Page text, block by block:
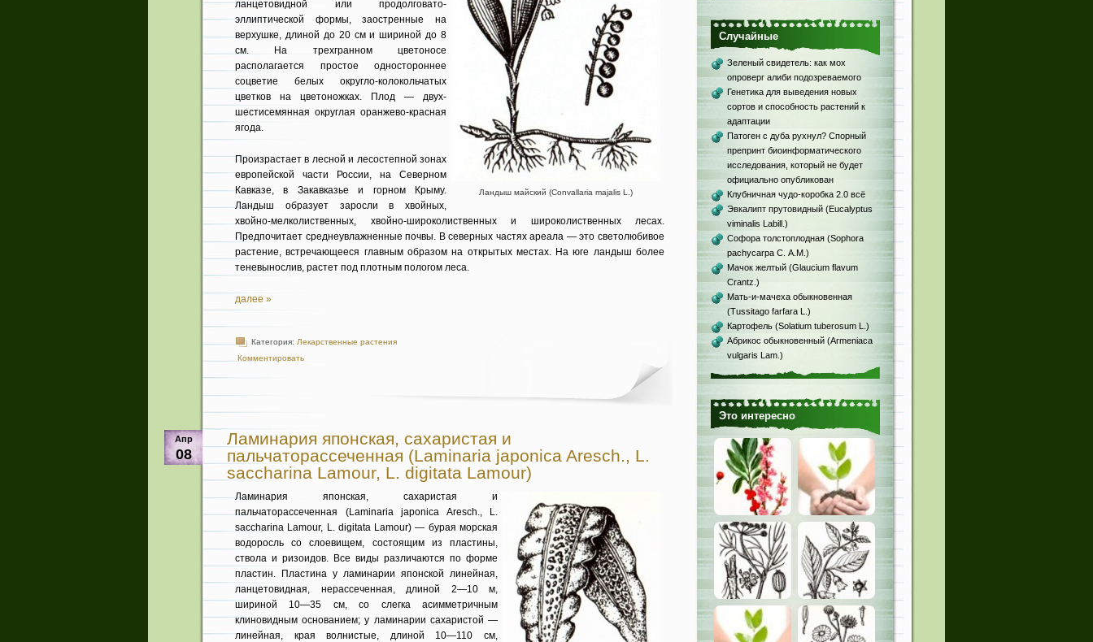
Ландыш майский (Convallaria majalis L.)
ланцетовидной или продолговато-
эллиптической формы, заостренные на
верхушке, длиной до 20 см и шириной до 8
см. На трехгранном цветоносе
располагается прос­тое одностороннее
соцветие белых округло-колокольчатых
цветков на цве­тоножках. Плод — двух-
шестисемянная округлая оранжево-красная
ягода.
Произрастает в лесной и лесостеп­ной зонах
европейской части России, на Северном
Кавказе, в Закавказье и горном Крыму.
Ландыш образует за­росли в хвойных,
хвойно-мелколиственных, хвойно-широколиственных и ши­роколиственных лесах.
Предпочитает среднеувлажненные почвы. В северных частях ареала — это светолюбивое
растение, встречающееся главным об­разом на открытых местах. На юге ландыш более
теневынослив, растет под плотным пологом леса.
далее »
Категория: Лекарственные растения
Комментировать
Апр
08
Ламинария японская, сахаристая и
пальчаторассеченная (Laminaria japonica Aresch., L.
saccharina Lamour, L. digitata Lamour)
Ламинария японская, сахаристая и
пальчаторассеченная (Laminaria japonica Aresch., L.
saccharina Lamour, L. digitata Lamour) — бурая морская
водоросль со слоеви­щем, состоящим из пластины,
ствола и ризоидов. Все виды различаются по форме
пластин. Пластина у ламинарии японской линейная,
лан­цетовидная, нерассеченная, длиной 2—10 м,
шириной 10—35 см, со слегка асимметричным
клиновидным основанием; у ламинарии сахаристой —
линейная, края волнистые, длиной 10—110 см,
Случайные
Зеленый свидетель: как мох
опроверг алиби подозреваемого
Генетика для выведения новых
сортов и способность растений к
адаптации
Патоген с дуба рухнул? Спорный
препринт биоинформатического
исследования, который не будет
официально опубликован
Клубничная чудо-коробка 2.0 всё
Эвкалипт прутовидный (Eucalyptus
viminalis Labill.)
Софора толстоплодная (Sophora
pachycarpa С. A.M.)
Мачок желтый (Glaucium flavum
Crantz.)
Мать-и-мачеха обыкновенная
(Tussitago farfara L.)
Картофель (Solatium tuberosum L.)
Абрикос обыкновенный (Armeniaca
vulgaris Lam.)
Это интересно